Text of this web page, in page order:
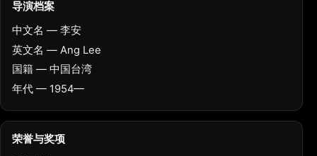
导演档案
中文名 — 李安
英文名 — Ang Lee
国籍 — 中国台湾
年代 — 1954—
荣誉与奖项